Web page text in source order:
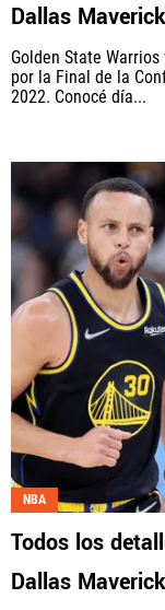
Dallas
Golden State
por la Final de la
2022. Conocé día...
NBA
Todos los
Dallas